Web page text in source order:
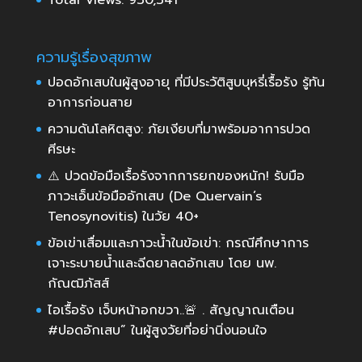
ความรู้เรื่องสุขภาพ
ปอดอักเสบในผู้สูงอายุ ที่มีประวัติสูบบุหรี่เรื้อรัง รู้ทัน
อาการก่อนสาย
ความดันโลหิตสูง: ภัยเงียบที่มาพร้อมอาการปวด
ศีรษะ
⚠️ ปวดข้อมือเรื้อรังจากการยกของหนัก! รับมือ
ภาวะเอ็นข้อมืออักเสบ (De Quervain’s
Tenosynovitis) ในวัย 40+
ข้อเข่าเสื่อมและภาวะน้ำในข้อเข่า: กรณีศึกษาการ
เจาะระบายน้ำและฉีดยาลดอักเสบ โดย นพ.
กัณฒิภัสส์
ไอเรื้อรัง เจ็บหน้าอกขวา..🚨 . สัญญาณเตือน
#ปอดอักเสบ” ในผู้สูงวัยที่อย่านิ่งนอนใจ